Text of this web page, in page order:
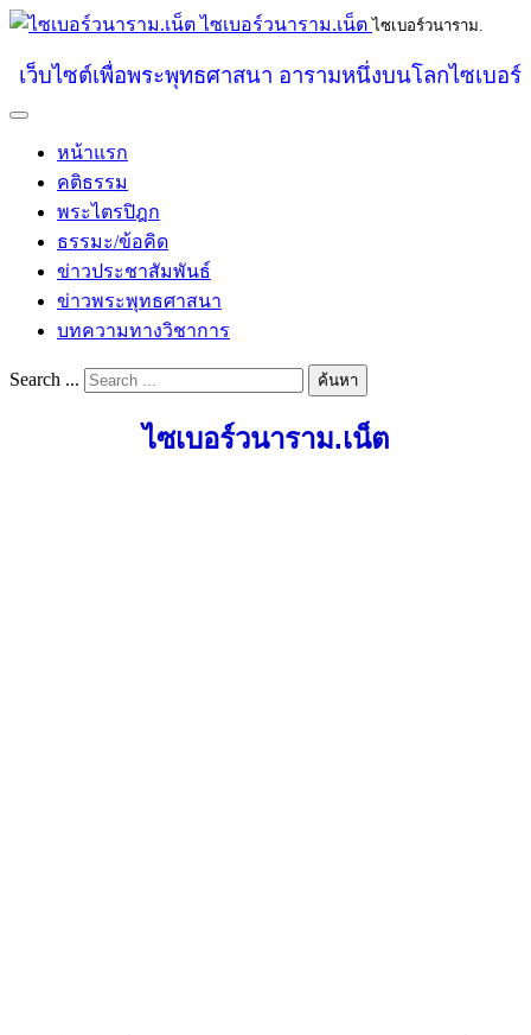
ไซเบอร์วนาราม.เน็ต ไซเบอร์วนาราม.
เว็บไซต์เพื่อพระพุทธศาสนา อารามหนึ่งบนโลกไซเบอร์
หน้าแรก
คติธรรม
พระไตรปิฎก
ธรรมะ/ข้อคิด
ข่าวประชาสัมพันธ์
ข่าวพระพุทธศาสนา
บทความทางวิชาการ
Search ... ค้นหา
ไซเบอร์วนาราม.เน็ต